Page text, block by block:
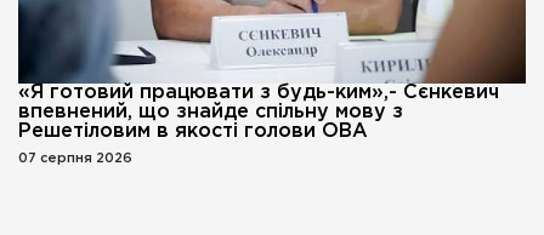
«Я готовий працювати з будь-ким»,- Сєнкевич
впевнений, що знайде спільну мову з
Решетіловим в якості голови ОВА
07 серпня 2026